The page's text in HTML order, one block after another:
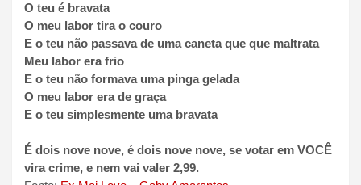
O teu é bravata
O meu labor tira o couro
E o teu não passava de uma caneta que que maltrata
Meu labor era frio
E o teu não formava uma pinga gelada
O meu labor era de graça
E o teu simplesmente uma bravata
É dois nove nove, é dois nove nove, se votar em VOCÊ
vira crime, e nem vai valer 2,99.